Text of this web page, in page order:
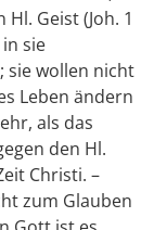
Geist (Joh. 1
sie
sie wollen nicht
Leben ändern
als das
den Hl.
Christi. –
zum Glauben